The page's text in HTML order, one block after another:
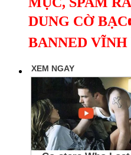
DUNG CỜ
BANNED